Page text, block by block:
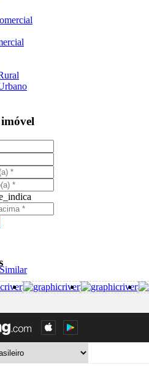
- Fazenda com 3400 hectares,
28.000.000,00